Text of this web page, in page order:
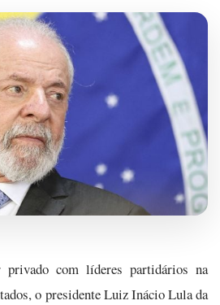
privado com líderes partidários na
o presidente Luiz Inácio Lula da